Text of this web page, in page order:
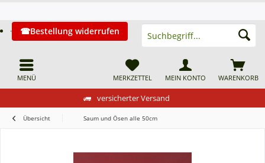
versicherter Versand
MENÜ
Bestellung widerrufen
WARENKORB
MERKZETTEL MEIN KONTO
Übersicht Saum und Ösen alle 50cm